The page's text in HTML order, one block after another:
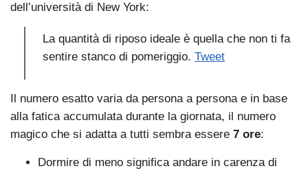
dell’università di New York:
La quantità di riposo ideale è quella che non ti fa
sentire stanco di pomeriggio. Tweet
Il numero esatto varia da persona a persona e in base
alla fatica accumulata durante la giornata, il numero
magico che si adatta a tutti sembra essere 7 ore:
Dormire di meno significa andare in carenza di